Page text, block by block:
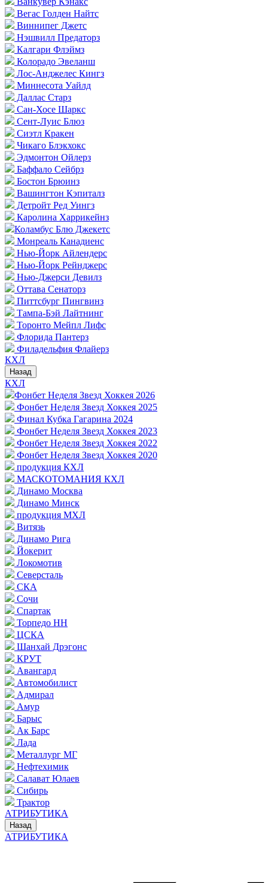
Вегас Голден Найтс
Виннипег Джетс
Нэшвилл Предаторз
Калгари Флэймз
Колорадо Эвеланш
Лос-Анджелес Кингз
Миннесота Уайлд
Даллас Старз
Сан-Хосе Шаркс
Сент-Луис Блюз
Сиэтл Кракен
Чикаго Блэкхокс
Эдмонтон Ойлерз
Баффало Сейбрз
Бостон Брюинз
Вашингтон Кэпиталз
Детройт Ред Уингз
Каролина Харрикейнз
Коламбус Блю Джекетс
Монреаль Канадиенс
Нью-Йорк Айлендерс
Нью-Йорк Рейнджерс
Нью-Джерси Девилз
Оттава Сенаторз
Питтсбург Пингвинз
Тампа-Бэй Лайтнинг
Торонто Мейпл Лифс
Флорида Пантерз
Филадельфия Флайерз
КХЛ
Назад
КХЛ
Фонбет Неделя Звезд Хоккея 2026
Фонбет Неделя Звезд Хоккея 2025
Финал Кубка Гагарина 2024
Фонбет Неделя Звезд Хоккея 2023
Фонбет Неделя Звезд Хоккея 2022
Фонбет Неделя Звезд Хоккея 2020
продукция КХЛ
МАСКОТОМАНИЯ КХЛ
Динамо Москва
Динамо Минск
продукция МХЛ
Витязь
Динамо Рига
Йокерит
Локомотив
Северсталь
СКА
Сочи
Спартак
Торпедо НН
ЦСКА
Шанхай Дрэгонс
КРУТ
Авангард
Автомобилист
Адмирал
Амур
Барыс
Ак Барс
Лада
Металлург МГ
Нефтехимик
Салават Юлаев
Сибирь
Трактор
АТРИБУТИКА
Назад
АТРИБУТИКА